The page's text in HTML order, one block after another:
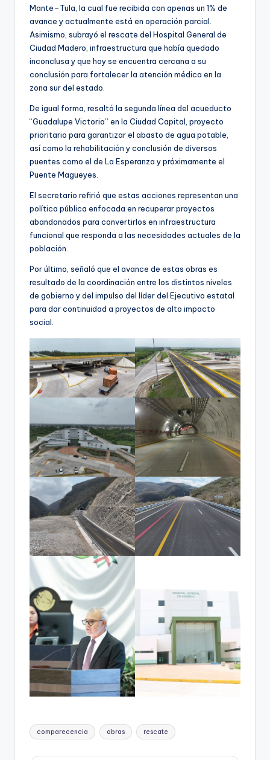
Mante–Tula, la cual fue recibida con apenas un 1% de
avance y actualmente está en operación parcial.
Asimismo, subrayó el rescate del Hospital General de
Ciudad Madero, infraestructura que había quedado
inconclusa y que hoy se encuentra cercana a su
conclusión para fortalecer la atención médica en la
zona sur del estado.
De igual forma, resaltó la segunda línea del acueducto
“Guadalupe Victoria” en la Ciudad Capital, proyecto
prioritario para garantizar el abasto de agua potable,
así como la rehabilitación y conclusión de diversos
puentes como el de La Esperanza y próximamente el
Puente Magueyes.
El secretario refirió que estas acciones representan una
política pública enfocada en recuperar proyectos
abandonados para convertirlos en infraestructura
funcional que responda a las necesidades actuales de la
población.
Por último, señaló que el avance de estas obras es
resultado de la coordinación entre los distintos niveles
de gobierno y del impulso del líder del Ejecutivo estatal
para dar continuidad a proyectos de alto impacto
social.
Etiquetas:
comparecencia obras rescate